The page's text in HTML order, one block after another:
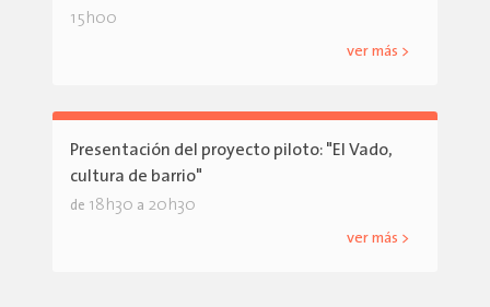
15h00
ver más >
Presentación del proyecto piloto: "El Vado,
cultura de barrio"
de 18h30 a 20h30
ver más >